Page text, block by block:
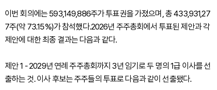
이번 회의에는 593,149,886주가 투표권을 가졌으며, 총 433,931,27
7주(약 73.15%)가 참석했다.2026년 주주총회에서 투표된 제안과 각
제안에 대한 최종 결과는 다음과 같다.
제안 1 - 2029년 연례 주주총회까지 3년 임기로 두 명의 1급 이사를 선
출하는 것. 이사 후보는 주주들의 투표로 다음과 같이 선출됐다.